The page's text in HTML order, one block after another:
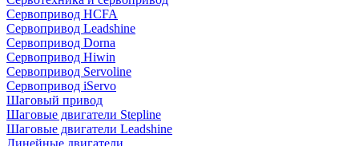
Сервопривод HCFA
Сервопривод Leadshine
Сервопривод Dorna
Сервопривод Hiwin
Сервопривод Servoline
Сервопривод iServo
Шаговый привод
Шаговые двигатели Stepline
Шаговые двигатели Leadshine
Линейные двигатели